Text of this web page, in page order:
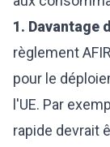
1. Davantage
règlement
pour le
l'UE. Par
rapide devrait